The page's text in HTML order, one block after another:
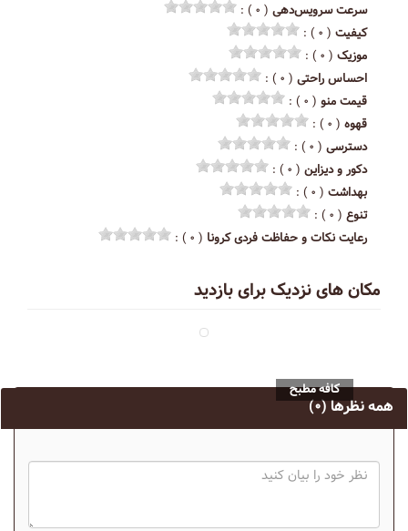
سرعت سرویس‌دهی ( ۰ ) :
کیفیت ( ۰ ) :
موزیک ( ۰ ) :
احساس راحتی ( ۰ ) :
قیمت منو ( ۰ ) :
قهوه ( ۰ ) :
دسترسی ( ۰ ) :
دکور و دیزاین ( ۰ ) :
بهداشت ( ۰ ) :
تنوع ( ۰ ) :
رعایت نکات و حفاظت فردی کرونا ( ۰ ) :
مکان های نزدیک برای بازدید
کافه مطبح
همه نظرها(۰)